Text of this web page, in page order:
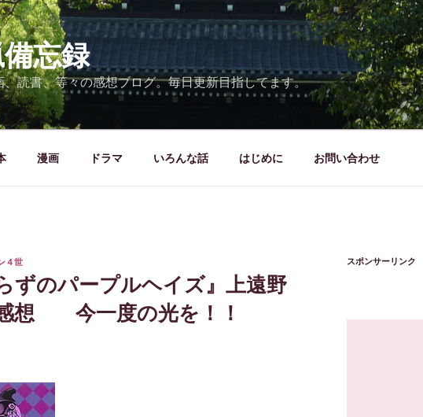
忘録
、読書、等々の感想ブログ。毎日更新目指してます。
漫画 ドラマ いろんな話 はじめに お問い合わせ
４世
ずのパープルヘイズ』上遠野
想 今一度の光を！！
スポンサーリンク